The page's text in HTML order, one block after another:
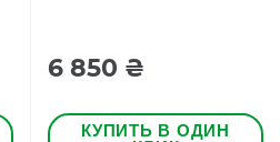
6 850 ₴
КУПИТЬ В ОДИН